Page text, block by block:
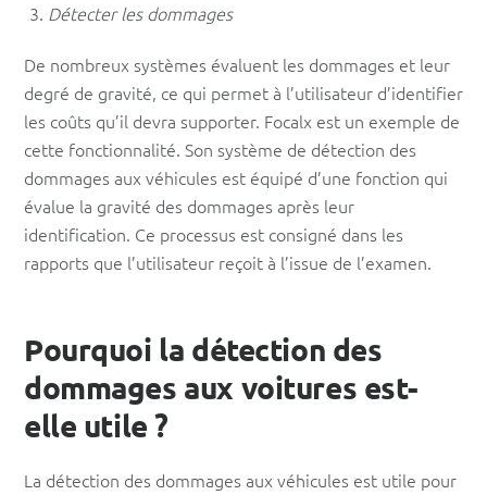
Détecter les dommages
De nombreux systèmes évaluent les dommages et leur
degré de gravité, ce qui permet à l’utilisateur d’identifier
les coûts qu’il devra supporter. Focalx est un exemple de
cette fonctionnalité. Son système de détection des
dommages aux véhicules est équipé d’une fonction qui
évalue la gravité des dommages après leur
identification. Ce processus est consigné dans les
rapports que l’utilisateur reçoit à l’issue de l’examen.
Pourquoi la détection des
dommages aux voitures est-
elle utile ?
La détection des dommages aux véhicules est utile pour